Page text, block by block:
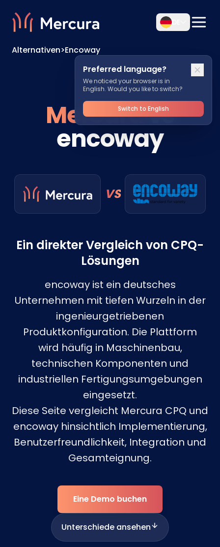
Preferred language?
We noticed your browser is in
English. Would you like to switch?
Switch to English
Alternativen>Encoway
Mercuravs
encoway
VS
Ein direkter Vergleich von CPQ-
Lösungen
encoway ist ein deutsches
Unternehmen mit tiefen Wurzeln in der
ingenieurgetriebenen
Produktkonfiguration. Die Plattform
wird häufig in Maschinenbau,
technischen Komponenten und
industriellen Fertigungsumgebungen
eingesetzt.
Diese Seite vergleicht Mercura CPQ und
encoway hinsichtlich Implementierung,
Benutzerfreundlichkeit, Integration und
Gesamteignung.
Eine Demo buchen
Unterschiede ansehen